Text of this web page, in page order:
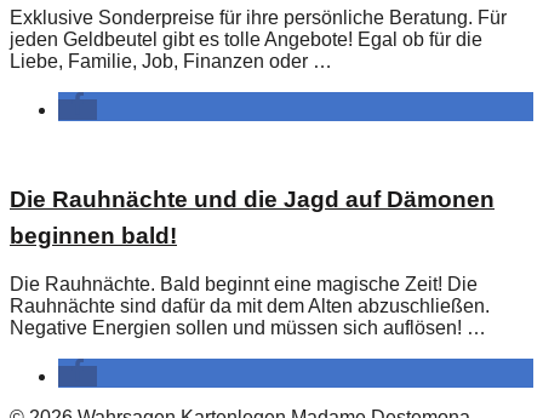
Exklusive Sonderpreise für ihre persönliche Beratung. Für
jeden Geldbeutel gibt es tolle Angebote! Egal ob für die
Liebe, Familie, Job, Finanzen oder …
Die Rauhnächte und die Jagd auf Dämonen
beginnen bald!
Die Rauhnächte. Bald beginnt eine magische Zeit! Die
Rauhnächte sind dafür da mit dem Alten abzuschließen.
Negative Energien sollen und müssen sich auflösen! …